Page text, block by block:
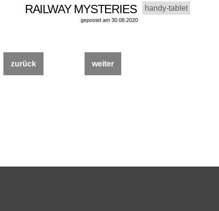
RAILWAY MYSTERIES handy-tablet
gepostet am 30.08.2020
zurück weiter